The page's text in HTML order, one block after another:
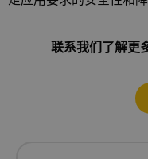
联系我们了解更